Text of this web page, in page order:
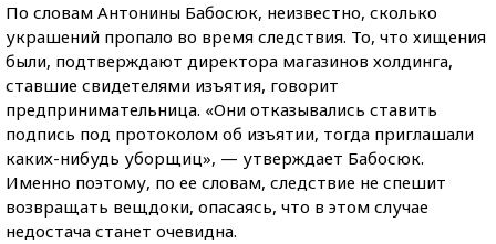
По словам Антонины Бабосюк, неизвестно, сколько
украшений пропало во время следствия. То, что хищения
были, подтверждают директора магазинов холдинга,
ставшие свидетелями изъятия, говорит
предпринимательница. «Они отказывались ставить
подпись под протоколом об изъятии, тогда приглашали
каких-нибудь уборщиц», — утверждает Бабосюк.
Именно поэтому, по ее словам, следствие не спешит
возвращать вещдоки, опасаясь, что в этом случае
недостача станет очевидна.